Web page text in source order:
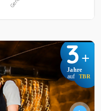
3+
Jahre
auf TBR